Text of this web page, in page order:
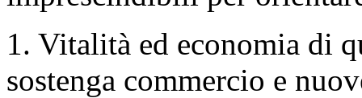
1. Vitalità ed economia di
sostenga commercio e